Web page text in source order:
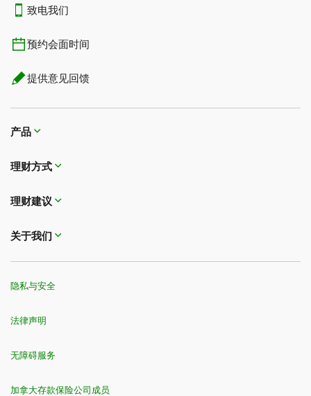
致电我们
预约会面时间
提供意见回馈
产品
理财方式
理财建议
关于我们
隐私与安全
法律声明
无障碍服务
加拿大存款保险公司成员